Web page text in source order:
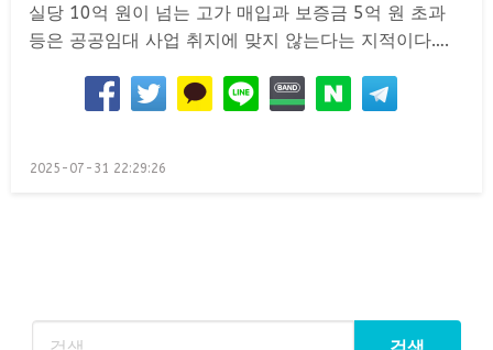
실당 10억 원이 넘는 고가 매입과 보증금 5억 원 초과
등은 공공임대 사업 취지에 맞지 않는다는 지적이다….
Posted
2025-07-31 22:29:26